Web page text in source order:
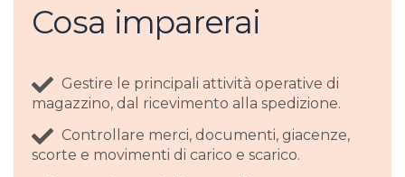
Cosa imparerai
Gestire le principali attività operative di
magazzino, dal ricevimento alla spedizione.
Controllare merci, documenti, giacenze,
scorte e movimenti di carico e scarico.